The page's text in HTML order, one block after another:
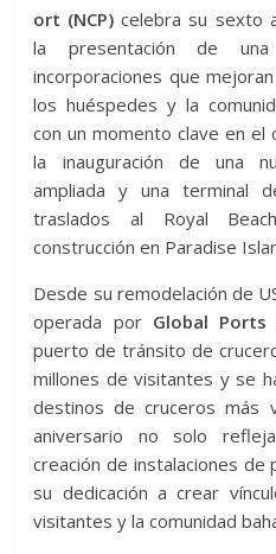
ort (NCP) celebra su sexto
la presentación de
incorporaciones que
los huéspedes y la
con un momento clave en
la inauguración de una
ampliada y una terminal
traslados al Royal
construcción en Paradise
Desde su remodelación de
operada por Global Ports
puerto de tránsito de
millones de visitantes y se
destinos de cruceros más
aniversario no solo
creación de instalaciones de
su dedicación a crear
visitantes y la comunidad